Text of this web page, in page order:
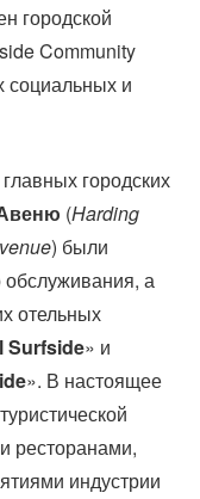
городской
Community
социальных и
городских
(Harding
) были
а
отельных
Surfside» и
». В настоящее
ресторанами,
индустрии